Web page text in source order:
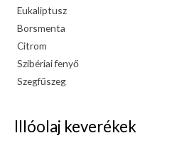
Eukaliptusz
Borsmenta
Citrom
Szibériai fenyő
Szegfűszeg
Illóolaj keverékek